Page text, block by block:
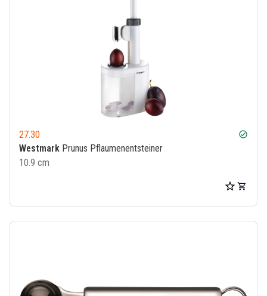
27.30 check_circle
Westmark Prunus Pflaumenentsteiner
10.9 cm